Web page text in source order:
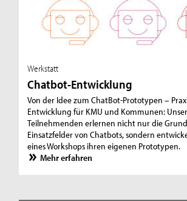
Werkstatt
Chatbot-Entwicklung
Von der Idee zum ChatBot-Prototypen –
Entwicklung für KMU und Kommunen:
Teilnehmenden erlernen nicht nur die
Einsatzfelder von Chatbots, sondern
eines Workshops ihren eigenen Prototypen.
Mehr erfahren